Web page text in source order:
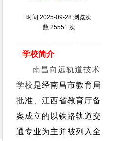
时间:2025-09-28 浏览次
数:25551 次
学校简介
南昌向远轨道技术
学校是经南昌市教育局
批准、江西省教育厅备
案成立的以铁路轨道交
通专业为主并被列入全